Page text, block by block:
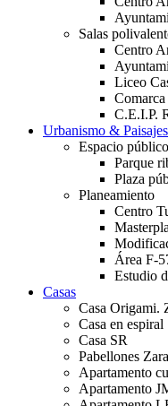
Salas
Centro
Liceo
C.E.I.P.
Urbanismo & Paisajes
Espacio público
Parque
Plaza
Planeamiento
Centro
Área F-
Estudio
Casas
Casa Origami.
Casa en espiral
Casa SR
Pabellones
Apartamento
Apartamento